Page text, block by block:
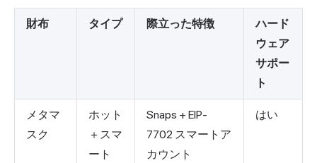
財布 タイプ 際立った特徴
ハード
ウェア
サポー
ト
メタマ
スク
ホット
＋スマ
ート
Snaps + EIP-
7702 スマートア
カウント
はい